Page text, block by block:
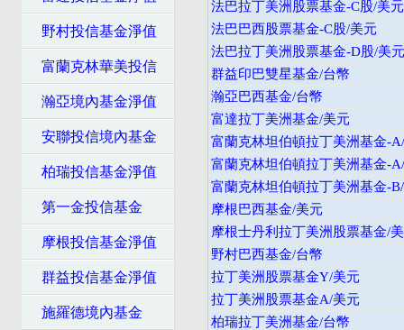
野村投信基金淨值
富蘭克林華美投信
瀚亞境內基金淨值
安聯投信境內基金
柏瑞投信基金淨值
第一金投信基金
摩根投信基金淨值
群益投信基金淨值
施羅德境內基金
法巴拉丁美洲股票基金-C股/美元
法巴巴西股票基金-C股/美元
法巴拉丁美洲股票基金-D股/美元
群益印巴雙星基金/台幣
瀚亞巴西基金/台幣
富達拉丁美洲基金/美元
富蘭克林坦伯頓拉丁美洲基金-
富蘭克林坦伯頓拉丁美洲基金-
富蘭克林坦伯頓拉丁美洲基金-
摩根巴西基金/美元
摩根士丹利拉丁美洲股票基金/
野村巴西基金/台幣
拉丁美洲股票基金Y/美元
拉丁美洲股票基金A/美元
柏瑞拉丁美洲基金/台幣